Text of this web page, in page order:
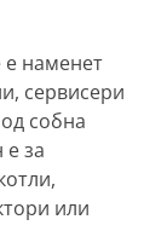
е наменет
сервисери
собна
за
или